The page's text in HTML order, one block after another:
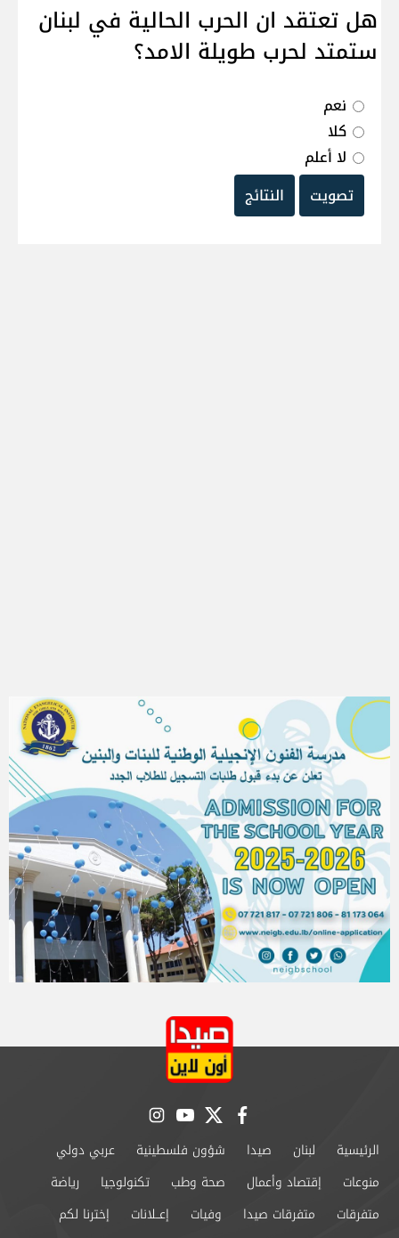
هل تعتقد ان الحرب الحالية في لبنان
ستمتد لحرب طويلة الامد؟
نعم
كلا
لا أعلم
تصويت
النتائج
facebook
twitter
youtube
instagram
الرئيسية لبنان صيدا شؤون فلسطينية
عربي دولي
منوعات
إقتصاد وأعمال صحة وطب تكنولوجيا
رياضة
متفرقات
متفرقات صيدا وفيات إعــلانات
إخترنا لكم